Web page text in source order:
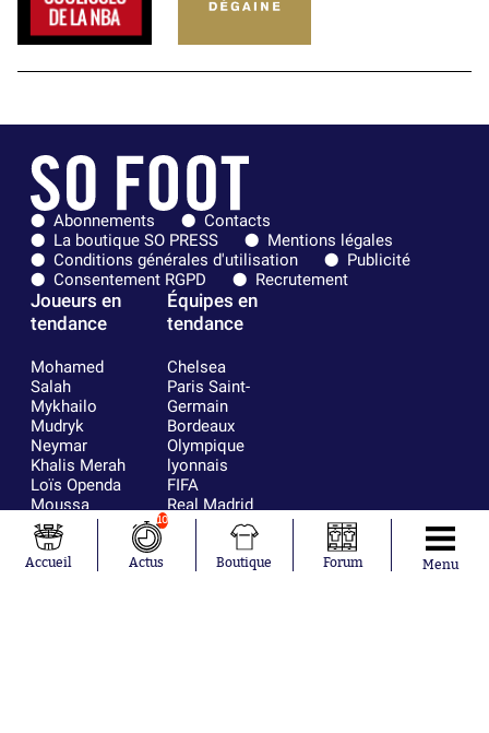
Abonnements
Contacts
La boutique SO PRESS
Mentions légales
Conditions générales d'utilisation
Publicité
Consentement RGPD
Recrutement
Joueurs en
tendance
Mohamed
Salah
Mykhailo
Mudryk
Neymar
Khalis Merah
Loïs Openda
Moussa
Niakhaté
Nicolás
Tagliafico
Équipes en
tendance
Chelsea
Paris Saint-
Germain
Bordeaux
Olympique
lyonnais
FIFA
Real Madrid
RC Strasbourg
AC Milan
Accueil
10
Actus Boutique Forum Menu